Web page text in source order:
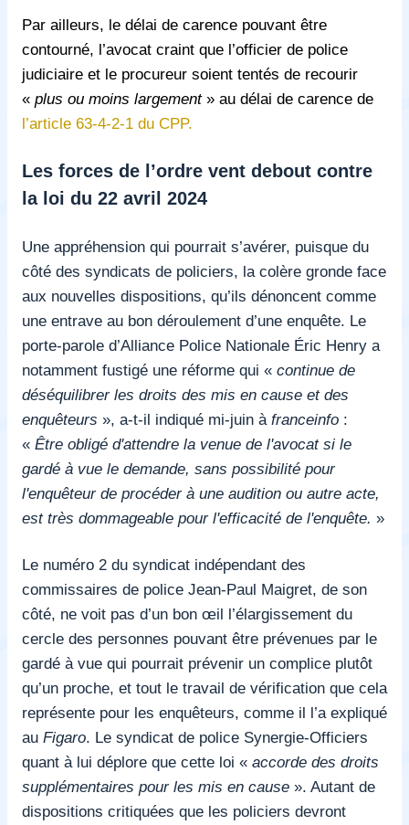
Par ailleurs, le délai de carence pouvant être
contourné, l’avocat craint que l’officier de police
judiciaire et le procureur soient tentés de recourir
« plus ou moins largement » au délai de carence de
l’article 63-4-2-1 du CPP.
Les forces de l’ordre vent debout contre
la loi du 22 avril 2024
Une appréhension qui pourrait s’avérer, puisque du
côté des syndicats de policiers, la colère gronde face
aux nouvelles dispositions, qu’ils dénoncent comme
une entrave au bon déroulement d’une enquête. Le
porte-parole d’Alliance Police Nationale Éric Henry a
notamment fustigé une réforme qui « continue de
déséquilibrer les droits des mis en cause et des
enquêteurs », a-t-il indiqué mi-juin à franceinfo :
« Être obligé d'attendre la venue de l'avocat si le
gardé à vue le demande, sans possibilité pour
l'enquêteur de procéder à une audition ou autre acte,
est très dommageable pour l'efficacité de l'enquête. »
Le numéro 2 du syndicat indépendant des
commissaires de police Jean-Paul Maigret, de son
côté, ne voit pas d’un bon œil l’élargissement du
cercle des personnes pouvant être prévenues par le
gardé à vue qui pourrait prévenir un complice plutôt
qu’un proche, et tout le travail de vérification que cela
représente pour les enquêteurs, comme il l’a expliqué
au Figaro. Le syndicat de police Synergie-Officiers
quant à lui déplore que cette loi « accorde des droits
supplémentaires pour les mis en cause ». Autant de
dispositions critiquées que les policiers devront